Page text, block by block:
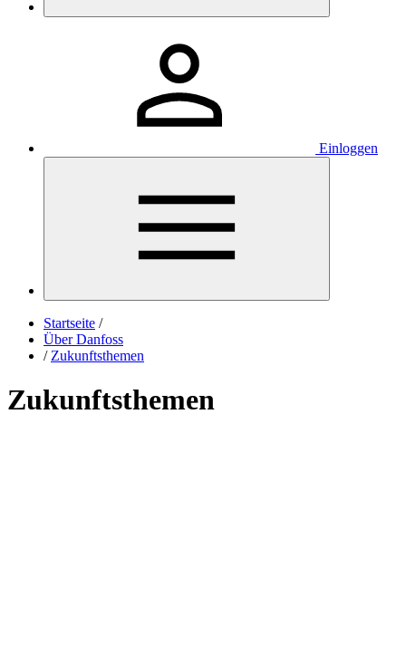
Einloggen
Startseite /
Über Danfoss
/ Zukunftsthemen
Zukunftsthemen